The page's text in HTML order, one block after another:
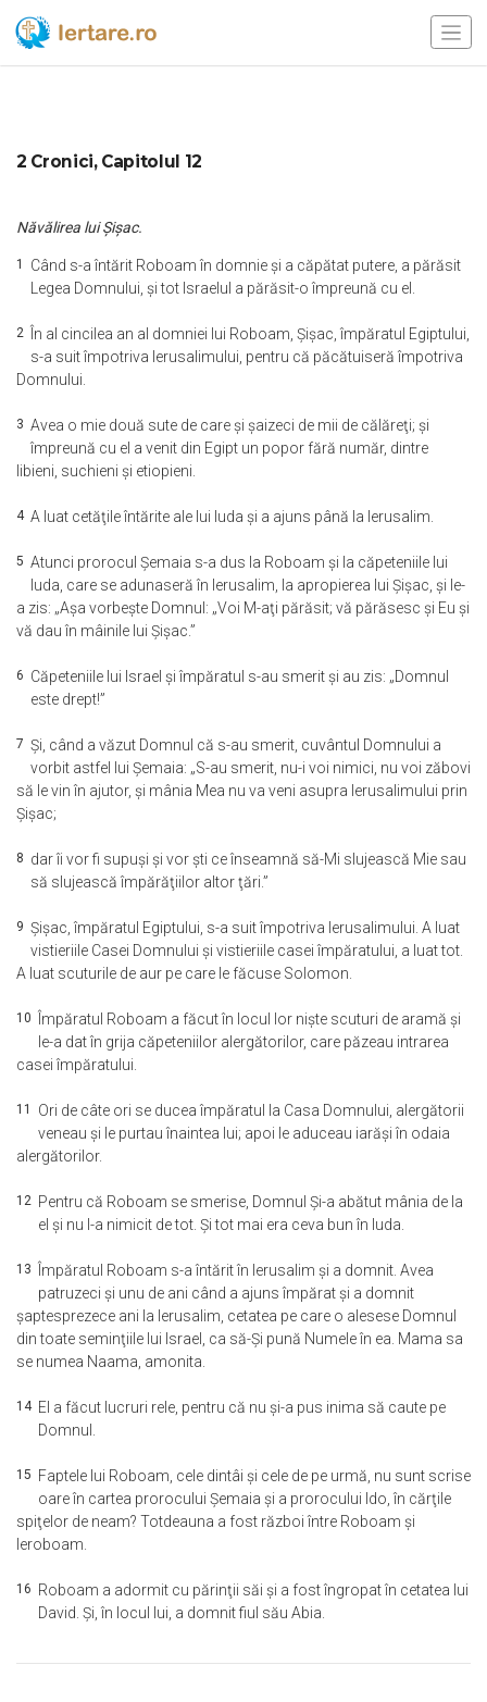
2 Cronici, Capitolul 12
Năvălirea lui Şişac.
1 Când s-a întărit Roboam în domnie şi a căpătat putere, a părăsit
Legea Domnului, şi tot Israelul a părăsit-o împreună cu el.
2
În al cincilea an al domniei lui Roboam, Şişac, împăratul Egiptului,
s-a suit împotriva Ierusalimului, pentru că păcătuiseră împotriva
Domnului.
3 Avea o mie două sute de care şi şaizeci de mii de călăreţi; şi
împreună cu el a venit din Egipt un popor fără număr, dintre
libieni, suchieni şi etiopieni.
4 A luat cetăţile întărite ale lui Iuda şi a ajuns până la Ierusalim.
5 Atunci prorocul Şemaia s-a dus la Roboam şi la căpeteniile lui
Iuda, care se adunaseră în Ierusalim, la apropierea lui Şişac, şi le-
a zis: „Aşa vorbeşte Domnul: „Voi M-aţi părăsit; vă părăsesc şi Eu şi
vă dau în mâinile lui Şişac.”
6 Căpeteniile lui Israel şi împăratul s-au smerit şi au zis: „Domnul
este drept!”
7 Şi, când a văzut Domnul că s-au smerit, cuvântul Domnului a
vorbit astfel lui Şemaia: „S-au smerit, nu-i voi nimici, nu voi zăbovi
să le vin în ajutor, şi mânia Mea nu va veni asupra Ierusalimului prin
Şişac;
8 dar îi vor fi supuşi şi vor şti ce înseamnă să-Mi slujească Mie sau
să slujească împărăţiilor altor ţări.”
9 Şişac, împăratul Egiptului, s-a suit împotriva Ierusalimului. A luat
vistieriile Casei Domnului şi vistieriile casei împăratului, a luat tot.
A luat scuturile de aur pe care le făcuse Solomon.
10
Împăratul Roboam a făcut în locul lor nişte scuturi de aramă şi
le-a dat în grija căpeteniilor alergătorilor, care păzeau intrarea
casei împăratului.
11 Ori de câte ori se ducea împăratul la Casa Domnului, alergătorii
veneau şi le purtau înaintea lui; apoi le aduceau iarăşi în odaia
alergătorilor.
12 Pentru că Roboam se smerise, Domnul Şi-a abătut mânia de la
el şi nu l-a nimicit de tot. Şi tot mai era ceva bun în Iuda.
13
Împăratul Roboam s-a întărit în Ierusalim şi a domnit. Avea
patruzeci şi unu de ani când a ajuns împărat şi a domnit
şaptesprezece ani la Ierusalim, cetatea pe care o alesese Domnul
din toate seminţiile lui Israel, ca să-Şi pună Numele în ea. Mama sa
se numea Naama, amonita.
14 El a făcut lucruri rele, pentru că nu şi-a pus inima să caute pe
Domnul.
15 Faptele lui Roboam, cele dintâi şi cele de pe urmă, nu sunt scrise
oare în cartea prorocului Şemaia şi a prorocului Ido, în cărţile
spiţelor de neam? Totdeauna a fost război între Roboam şi
Ieroboam.
16 Roboam a adormit cu părinţii săi şi a fost îngropat în cetatea lui
David. Şi, în locul lui, a domnit fiul său Abia.